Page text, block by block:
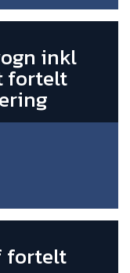
inkl
fortelt
fortelt